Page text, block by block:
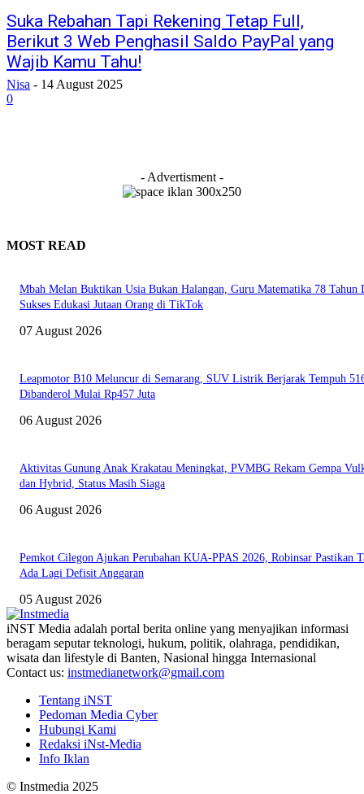
Suka Rebahan Tapi Rekening Tetap Full,
Berikut 3 Web Penghasil Saldo PayPal yang
Wajib Kamu Tahu!
Nisa - 14 August 2025
0
- Advertisment -
MOST READ
Mbah Melan Buktikan Usia Bukan Halangan, Guru Matematika 78 Tahun
Sukses Edukasi Jutaan Orang di TikTok
07 August 2026
Leapmotor B10 Meluncur di Semarang, SUV Listrik Berjarak Tempuh
Dibanderol Mulai Rp457 Juta
06 August 2026
Aktivitas Gunung Anak Krakatau Meningkat, PVMBG Rekam Gempa
dan Hybrid, Status Masih Siaga
06 August 2026
Pemkot Cilegon Ajukan Perubahan KUA-PPAS 2026, Robinsar Pastikan
Ada Lagi Defisit Anggaran
05 August 2026
iNST Media adalah portal berita online yang menyajikan informasi
beragam seputar teknologi, hukum, politik, olahraga, pendidikan,
wisata dan lifestyle di Banten, Nasional hingga Internasional
Contact us: instmedianetwork@gmail.com
Tentang iNST
Pedoman Media Cyber
Hubungi Kami
Redaksi iNst-Media
Info Iklan
© Instmedia 2025